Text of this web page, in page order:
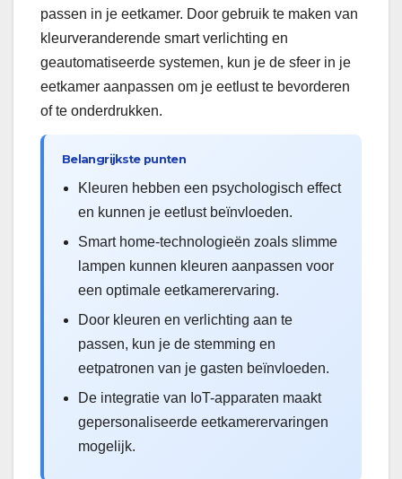
passen in je eetkamer. Door gebruik te maken van
kleurveranderende smart verlichting en
geautomatiseerde systemen, kun je de sfeer in je
eetkamer aanpassen om je eetlust te bevorderen
of te onderdrukken.
Belangrijkste punten
Kleuren hebben een psychologisch effect
en kunnen je eetlust beïnvloeden.
Smart home-technologieën zoals slimme
lampen kunnen kleuren aanpassen voor
een optimale eetkamerervaring.
Door kleuren en verlichting aan te
passen, kun je de stemming en
eetpatronen van je gasten beïnvloeden.
De integratie van IoT-apparaten maakt
gepersonaliseerde eetkamerervaringen
mogelijk.